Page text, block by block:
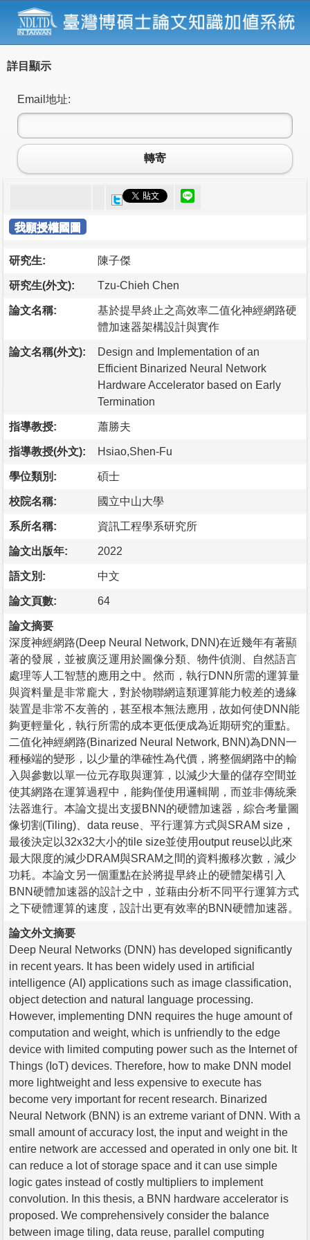
詳目顯示
Email地址:
轉寄
我願授權國圖
研究生: 陳子傑
研究生(外文): Tzu-Chieh Chen
論文名稱:
基於提早終止之高效率二值化神經網路硬
體加速器架構設計與實作
論文名稱(外文):
Design and Implementation of an
Efficient Binarized Neural Network
Hardware Accelerator based on Early
Termination
指導教授: 蕭勝夫
指導教授(外文): Hsiao,Shen-Fu
學位類別: 碩士
校院名稱: 國立中山大學
系所名稱: 資訊工程學系研究所
論文出版年: 2022
語文別: 中文
論文頁數: 64
論文摘要
深度神經網路(Deep Neural Network, DNN)在近幾年有著顯
著的發展，並被廣泛運用於圖像分類、物件偵測、自然語言
處理等人工智慧的應用之中。然而，執行DNN所需的運算量
與資料量是非常龐大，對於物聯網這類運算能力較差的邊緣
裝置是非常不友善的，甚至根本無法應用，故如何使DNN能
夠更輕量化，執行所需的成本更低便成為近期研究的重點。
二值化神經網路(Binarized Neural Network, BNN)為DNN一
種極端的變形，以少量的準確性為代價，將整個網路中的輸
入與參數以單一位元存取與運算，以減少大量的儲存空間並
使其網路在運算過程中，能夠僅使用邏輯閘，而並非傳統乘
法器進行。本論文提出支援BNN的硬體加速器，綜合考量圖
像切割(Tiling)、data reuse、平行運算方式與SRAM size，
最後決定以32x32大小的tile size並使用output reuse以此來
最大限度的減少DRAM與SRAM之間的資料搬移次數，減少
功耗。本論文另一個重點在於將提早終止的硬體架構引入
BNN硬體加速器的設計之中，並藉由分析不同平行運算方式
之下硬體運算的速度，設計出更有效率的BNN硬體加速器。
論文外文摘要
Deep Neural Networks (DNN) has developed significantly
in recent years. It has been widely used in artificial
intelligence (AI) applications such as image classification,
object detection and natural language processing.
However, implementing DNN requires the huge amount of
computation and weight, which is unfriendly to the edge
device with limited computing power such as the Internet of
Things (IoT) devices. Therefore, how to make DNN model
more lightweight and less expensive to execute has
become very important for recent research. Binarized
Neural Network (BNN) is an extreme variant of DNN. With a
small amount of accuracy lost, the input and weight in the
entire network are accessed and operated in only one bit. It
can reduce a lot of storage space and it can use simple
logic gates instead of costly multipliers to implement
convolution. In this thesis, a BNN hardware accelerator is
proposed. We comprehensively consider the balance
between image tiling, data reuse, parallel computing